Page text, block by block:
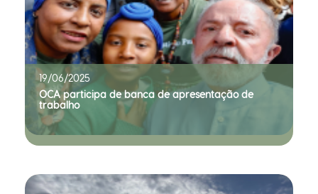
19/06/2025
OCA participa de banca de apresentação de
trabalho